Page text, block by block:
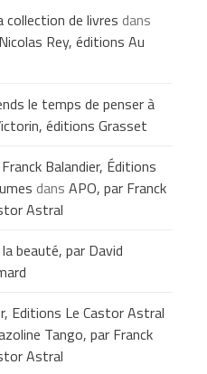
collection de livres dans
Rey, éditions Au
le temps de penser à
éditions Grasset
Balandier, Éditions
dans APO, par Franck
Astral
beauté, par David
Editions Le Castor Astral
Tango, par Franck
Astral